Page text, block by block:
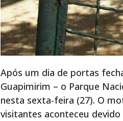
Após um dia de portas
Guapimirim – o Parque
nesta sexta-feira (27). O
visitantes aconteceu